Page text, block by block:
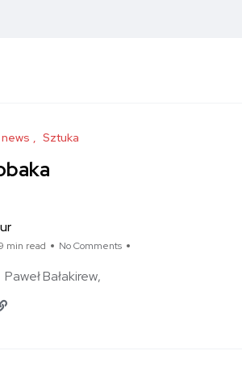
news Sztuka
min read No Comments
Paweł Bałakirew